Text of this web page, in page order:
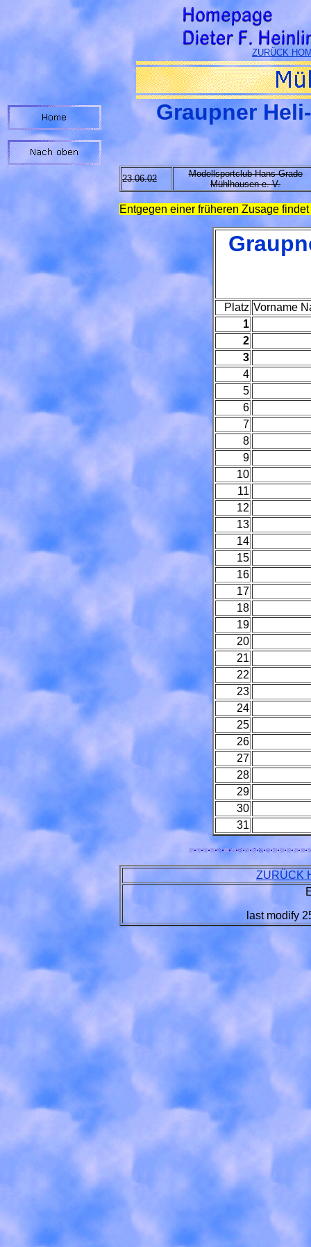
ZURÜCK
Graupner
23.06.02
Modellsportclub Hans Grade
Mühlhausen e. V.
Entgegen einer früheren Zusage
Platz Vorname
1
2
3
4
5
6
7
8
9
10
11
12
13
14
15
16
17
18
19
20
21
22
23
24
25
26
27
28
29
30
31
ZURÜCK
last modify